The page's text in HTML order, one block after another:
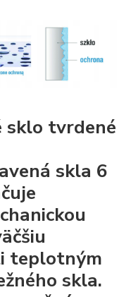
sklo tvrdené
skla 6
teplotným
skla.